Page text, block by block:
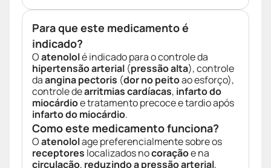
Para que este medicamento é
indicado?
Oatenololé indicado para o controle da
hipertensão arterial (pressão alta), controle
daangina pectoris (dor no peitoao esforço),
controle dearritmias cardíacas, infarto do
miocárdioe tratamento precoce e tardio após
infarto do miocárdio.
Como este medicamento funciona?
Oatenololage preferencialmente sobre os
receptores localizados nocoraçãoe na
circulação, reduzindo a pressão arterial,